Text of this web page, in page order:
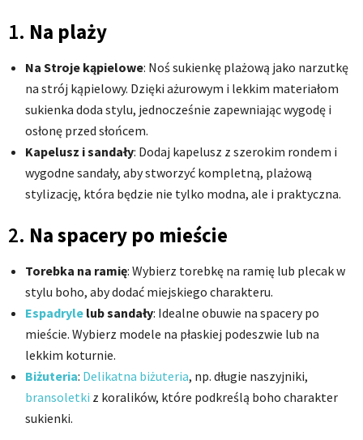
1. Na plaży
Na Stroje kąpielowe: Noś sukienkę plażową jako narzutkę
na strój kąpielowy. Dzięki ażurowym i lekkim materiałom
sukienka doda stylu, jednocześnie zapewniając wygodę i
osłonę przed słońcem.
Kapelusz i sandały: Dodaj kapelusz z szerokim rondem i
wygodne sandały, aby stworzyć kompletną, plażową
stylizację, która będzie nie tylko modna, ale i praktyczna.
2. Na spacery po mieście
Torebka na ramię: Wybierz torebkę na ramię lub plecak w
stylu boho, aby dodać miejskiego charakteru.
Espadryle lub sandały: Idealne obuwie na spacery po
mieście. Wybierz modele na płaskiej podeszwie lub na
lekkim koturnie.
Biżuteria: Delikatna biżuteria, np. długie naszyjniki,
bransoletki z koralików, które podkreślą boho charakter
sukienki.